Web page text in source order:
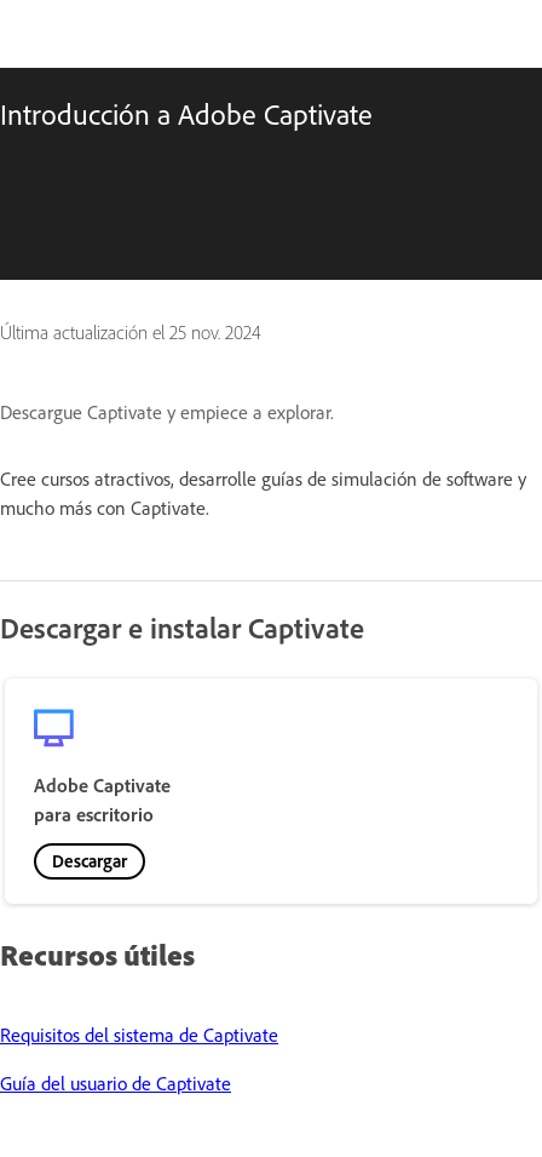
Introducción a Adobe Captivate
Última actualización el 25 nov. 2024
Descargue Captivate y empiece a explorar.
Cree cursos atractivos, desarrolle guías de simulación de software y
mucho más con Captivate.
Descargar e instalar Captivate
Adobe Captivate
para escritorio
Descargar
Recursos útiles
Requisitos del sistema de Captivate
Guía del usuario de Captivate